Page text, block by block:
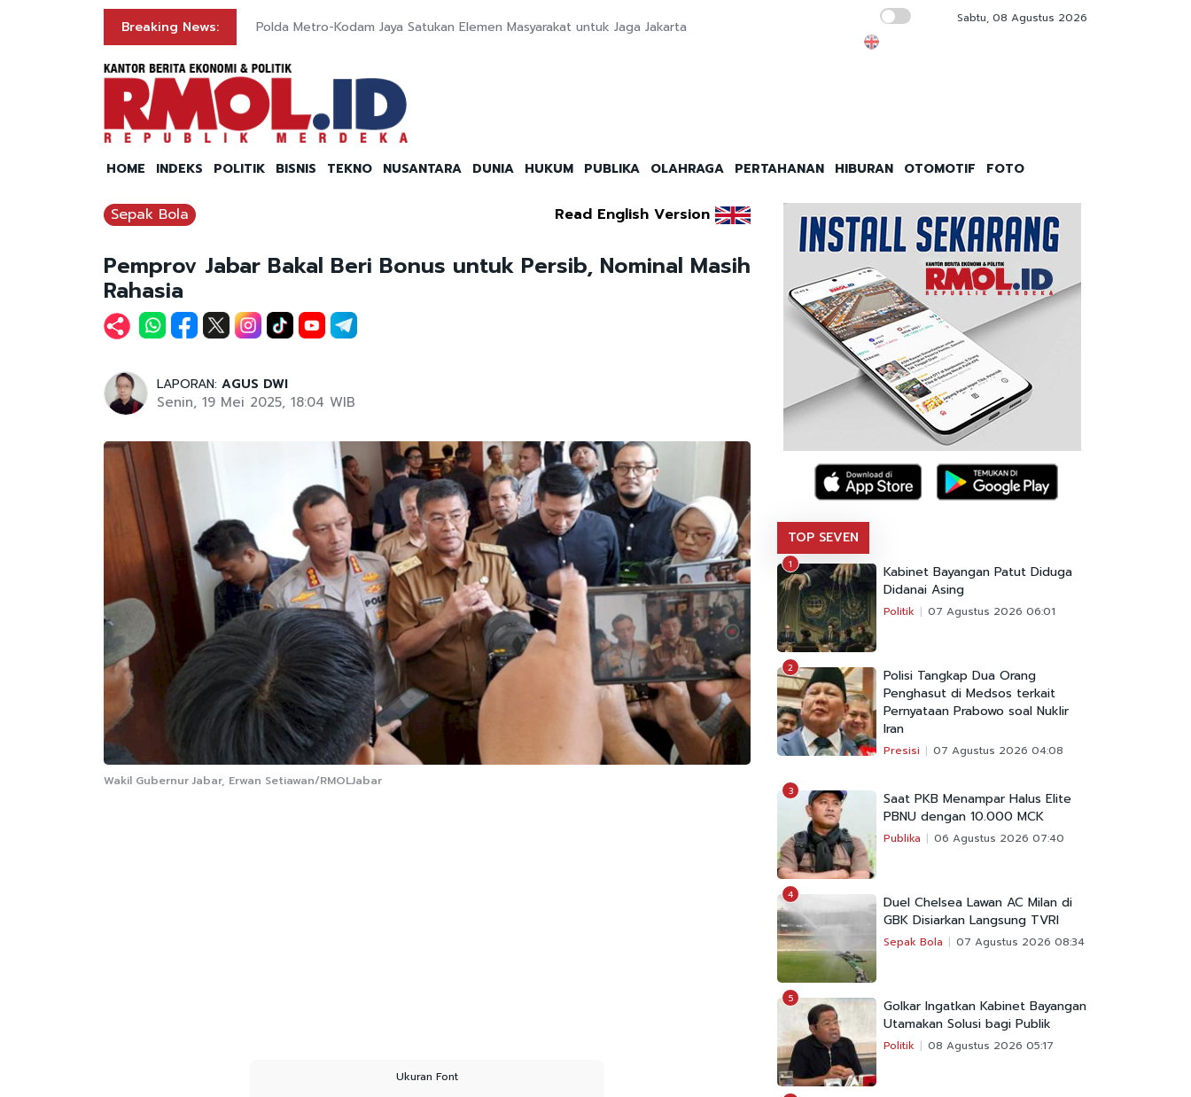
Breaking News: Polda Metro-Kodam Jaya Satukan Elemen Masyarakat untuk Jaga Jakarta 53 Orang Diamankan, Klub Malam di Bali
Sabtu, 08 Agustus 2026
HOME INDEKS POLITIK BISNIS TEKNO NUSANTARA DUNIA HUKUM PUBLIKA OLAHRAGA PERTAHANAN HIBURAN OTOMOTIF FOTO
Sepak Bola Read English Version
Pemprov Jabar Bakal Beri Bonus untuk Persib, Nominal Masih
Rahasia
LAPORAN: AGUS DWI
Senin, 19 Mei 2025, 18:04 WIB
Wakil Gubernur Jabar, Erwan Setiawan/RMOLJabar
Ukuran Font
TOP SEVEN
1
Kabinet Bayangan Patut Diduga
Didanai Asing
Politik 07 Agustus 2026 06:01
2
Polisi Tangkap Dua Orang
Penghasut di Medsos terkait
Pernyataan Prabowo soal Nuklir
Iran
Presisi 07 Agustus 2026 04:08
3
Saat PKB Menampar Halus Elite
PBNU dengan 10.000 MCK
Publika 06 Agustus 2026 07:40
4
Duel Chelsea Lawan AC Milan di
GBK Disiarkan Langsung TVRI
Sepak Bola 07 Agustus 2026 08:34
5
Golkar Ingatkan Kabinet Bayangan
Utamakan Solusi bagi Publik
Politik 08 Agustus 2026 05:17